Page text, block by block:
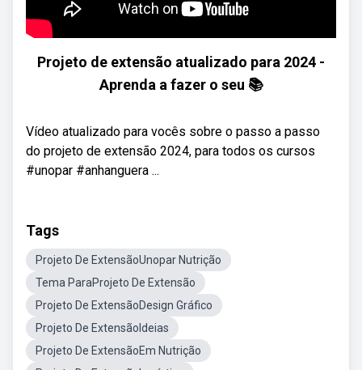
Projeto de extensão atualizado para 2024 -
Aprenda a fazer o seu 📚
Vídeo atualizado para vocês sobre o passo a passo
do projeto de extensão 2024, para todos os cursos
#unopar #anhanguera ...
Tags
Projeto De ExtensãoUnopar Nutrição
Tema ParaProjeto De Extensão
Projeto De ExtensãoDesign Gráfico
Projeto De ExtensãoIdeias
Projeto De ExtensãoEm Nutrição